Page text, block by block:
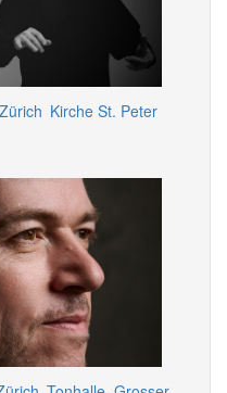
Kirche St. Peter